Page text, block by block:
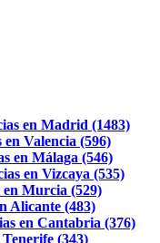
en Madrid (1483)
en Valencia (596)
en Málaga (546)
en Vizcaya (535)
en Murcia (529)
Alicante (483)
en Cantabria (376)
(343)